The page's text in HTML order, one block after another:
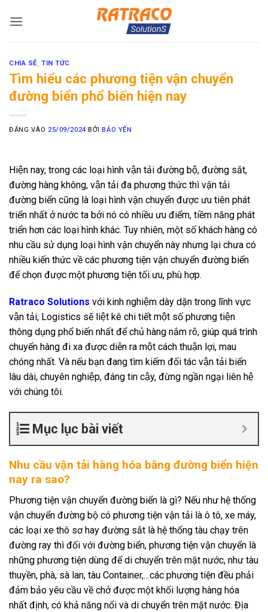
qua
CHIA SẺ,TIN TỨC
Tìm hiểu các phương tiện vận chuyển
đường biển phổ biến hiện nay
ĐĂNG VÀO 25/09/2024 BỞIBẢO YẾN
Hiện nay, trong các loại hình vận tải đường bộ, đường sắt,
đường hàng không, vận tải đa phương thức thì vận tải
đường biển cũng là loại hình vận chuyển được ưu tiên phát
triển nhất ở nước ta bởi nó có nhiều ưu điểm, tiềm năng phát
triển hơn các loại hình khác. Tuy nhiên, một số khách hàng có
nhu cầu sử dụng loại hình vận chuyển này nhưng lại chưa có
nhiều kiến thức về các phương tiện vận chuyển đường biển
để chọn được một phương tiện tối ưu, phù hợp.
Ratraco Solutions với kinh nghiệm dày dặn trong lĩnh vực
vận tải, Logistics sẽ liệt kê chi tiết một số phương tiện
thông dụng phổ biến nhất để chủ hàng nắm rõ, giúp quá trình
chuyển hàng đi xa được diễn ra một cách thuận lợi, mau
chóng nhất. Và nếu bạn đang tìm kiếm đối tác vận tải biển
lâu dài, chuyên nghiệp, đáng tin cậy, đừng ngần ngại liên hệ
với chúng tôi.
Mục lục bài viết
Nhu cầu vận tải hàng hóa bằng đường biển hiện
nay ra sao?
Phương tiện vận chuyển đường biển là gì? Nếu như hệ thống
vận chuyển đường bộ có phương tiện vận tải là ô tô, xe máy,
các loại xe thô sơ hay đường sắt là hệ thống tàu chạy trên
đường ray thì đối với đường biển, phương tiện vận chuyển là
những phương tiện dùng để di chuyển trên mặt nước, như tàu
thuyền, phà, sà lan, tàu Container,…các phương tiện đều phải
đảm bảo yêu cầu về chở được một khối lượng hàng hóa
nhất định, có khả năng nổi và di chuyển trên mặt nước. Địa